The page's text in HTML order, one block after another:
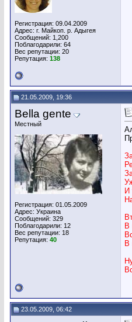
Регистрация: 09.04.2009
Адрес: г. Майкоп. р. Адыгея
Сообщений: 1,200
Поблагодарили: 64
Вес репутации: 20
Репутация: 138
21.05.2009, 19:36
Bella gente
Местный
Регистрация: 01.05.2009
Адрес: Украина
Сообщений: 329
Поблагодарили: 12
Вес репутации: 18
Репутация: 40
И
В
В
23.05.2009, 06:42